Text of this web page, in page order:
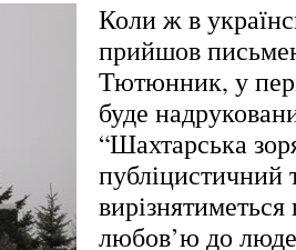
Коли ж в
прийшов
Тютюнник, у
буде
“Шахтарська
публіцистичний
любов’ю до